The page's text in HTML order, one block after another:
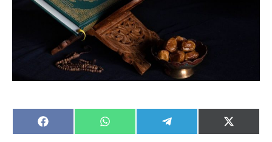
Share
on
Share
on
Share
on
Share
on